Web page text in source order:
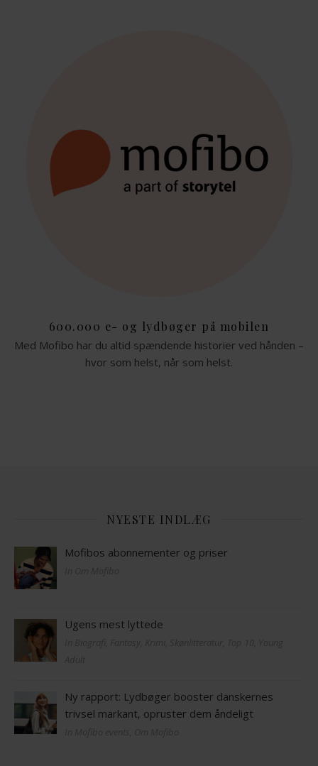
600.000 e- og lydbøger på mobilen
Med Mofibo har du altid spændende historier ved hånden –
hvor som helst, når som helst.
NYESTE INDLÆG
Mofibos abonnementer og priser
Ugens mest lyttede
Ny rapport: Lydbøger booster danskernes
trivsel markant, opruster dem åndeligt